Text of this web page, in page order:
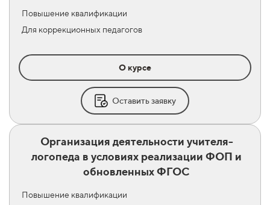
Повышение квалификации
Для коррекционных педагогов
О курсе
Оставить заявку
Организация деятельности учителя-
логопеда в условиях реализации ФОП и
обновленных ФГОС
Повышение квалификации